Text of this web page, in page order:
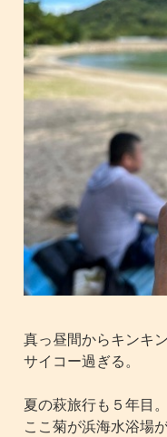
真っ昼間からキンキ
サイコー過ぎる。
夏の萩旅行も５年目。
ここ菊が浜海水浴場